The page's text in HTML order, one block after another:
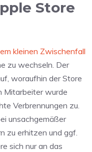
Store
kleinen Zwischenfall
zu wechseln. Der
woraufhin der Store
Mitarbeiter wurde
Verbrennungen zu.
unsachgemäßer
zu erhitzen und ggf.
sich nur an das